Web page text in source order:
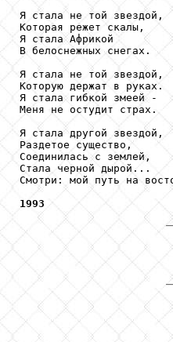
Я стала не той звездой,
Которая режет скалы,
Я стала Африкой
В белоснежных снегах.
Я стала не той звездой,
Которую держат в руках.
Я стала гибкой змеей -
Меня не остудит страх.
Я стала другой звездой,
Раздетое существо,
Соединилась с землей,
Стала черной дырой...
Смотри: мой путь на
1993